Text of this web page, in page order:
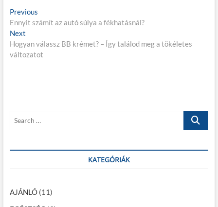
B
e
j
e
z
é
n
a
v
i
Previous
r
v
i
t
Ennyit számít az autó súlya a fékhatásnál?
Next
e
x
:
Hogyan válassz BB krémet? – Így találod meg a tökéletes
változatot
r
h
KATEGÓRIÁK
AJÁNLÓ(11)